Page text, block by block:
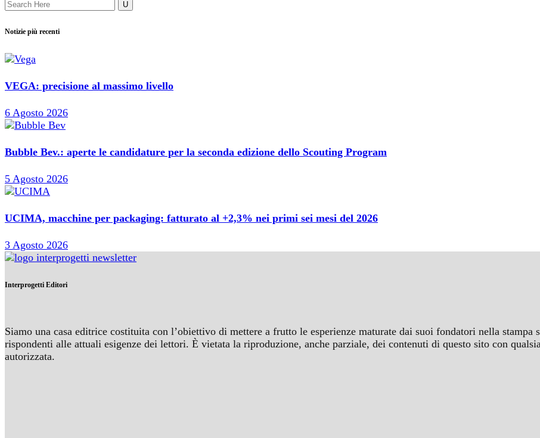
Notizie più recenti
VEGA: precisione al massimo livello
6 Agosto 2026
Bubble Bev.: aperte le candidature per la seconda edizione dello Scouting Program
5 Agosto 2026
UCIMA, macchine per packaging: fatturato al +2,3% nei primi sei mesi del 2026
3 Agosto 2026
Interprogetti Editori
Siamo una casa editrice costituita con l’obiettivo di mettere a frutto le esperienze maturate dai suoi fondatori nella
rispondenti alle attuali esigenze dei lettori. È vietata la riproduzione, anche parziale, dei contenuti di questo sito con
autorizzata.